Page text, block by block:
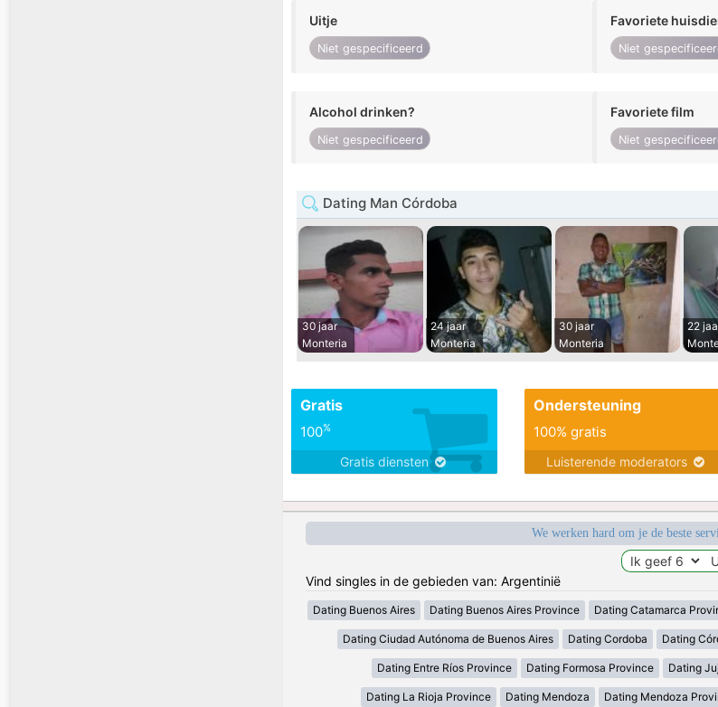
Uitje
Niet gespecificeerd
Favoriete
Niet
Alcohol drinken?
Niet gespecificeerd
Favoriete film
Niet
Dating Man Córdoba
30 jaar
Monteria
24 jaar
Monteria
30 jaar
Monteria
22
Gratis
100%
Gratis diensten
Ondersteuning
100% gratis
Luisterende moderators
We werken hard om je de beste
Vind singles in de gebieden van: Argentinië
Dating Buenos Aires Dating Buenos Aires Province Dating Catamarca
Dating Ciudad Autónoma de Buenos Aires Dating Cordoba Dating
Dating Entre Ríos Province Dating Formosa Province Dating
Dating La Rioja Province Dating Mendoza Dating Mendoza